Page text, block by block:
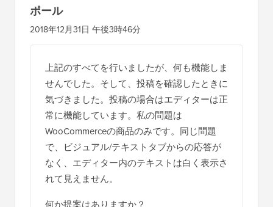
ポール
上記のすべてを行いましたが、何も機能しま
せんでした。そして、投稿を確認したときに
気づきました。投稿の場合はエディターは正
常に機能しています。私の問題は
WooCommerceの商品のみです。同じ問題
で、ビジュアル/テキストタブからの応答が
なく、エディター内のテキストは白く表示さ
れて見えません。